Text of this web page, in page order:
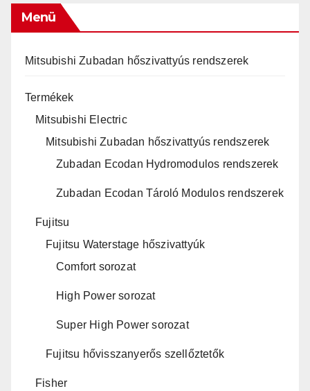
Menü
Mitsubishi Zubadan hőszivattyús rendszerek
Termékek
Mitsubishi Electric
Mitsubishi Zubadan hőszivattyús rendszerek
Zubadan Ecodan Hydromodulos rendszerek
Zubadan Ecodan Tároló Modulos rendszerek
Fujitsu
Fujitsu Waterstage hőszivattyúk
Comfort sorozat
High Power sorozat
Super High Power sorozat
Fujitsu hővisszanyerős szellőztetők
Fisher